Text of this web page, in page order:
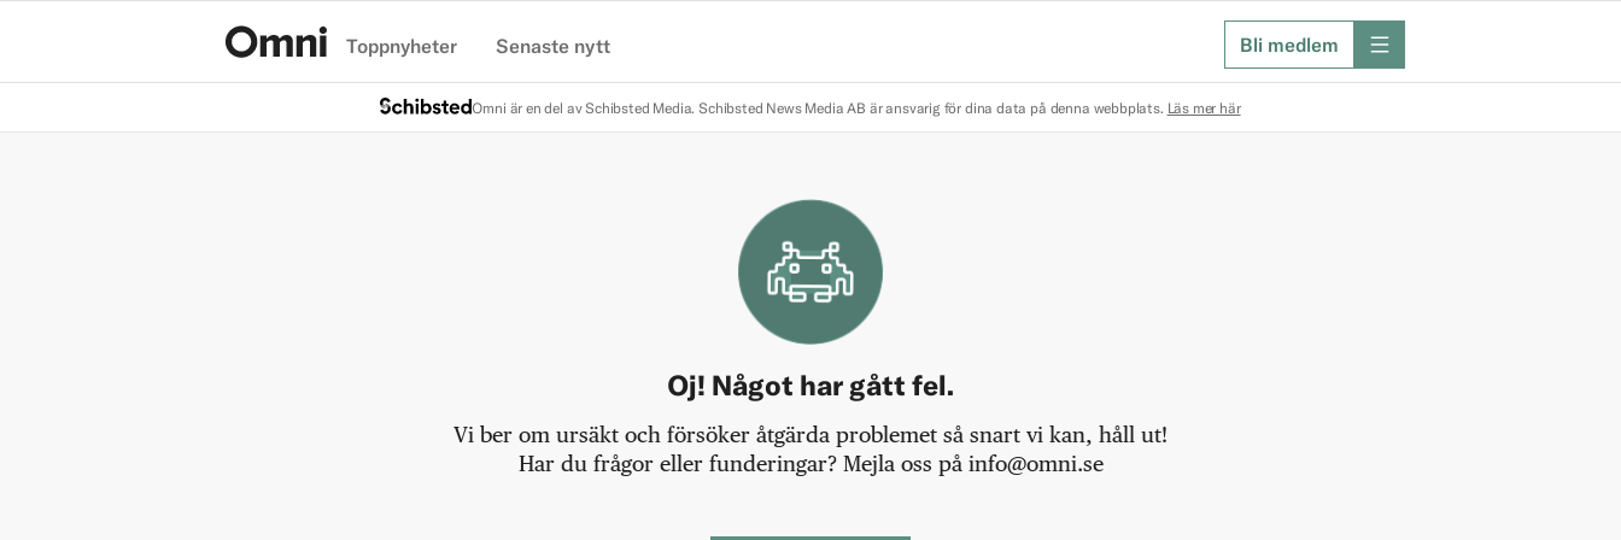
Toppnyheter Senaste nytt Bli medlem meny
Omni är en del av Schibsted Media. Schibsted News Media AB är ansvarig för dina data på denna webbplats. Läs mer här
Oj! Något har gått fel.
Vi ber om ursäkt och försöker åtgärda problemet så snart vi kan, håll ut!
Har du frågor eller funderingar? Mejla oss på info@omni.se